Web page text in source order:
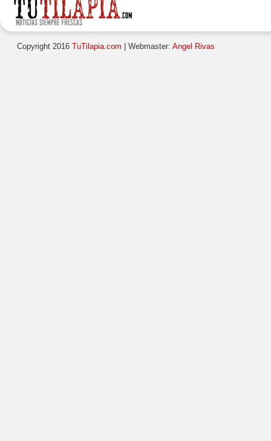
Copyright 2016 TuTilapia.com | Webmaster: Angel Rivas